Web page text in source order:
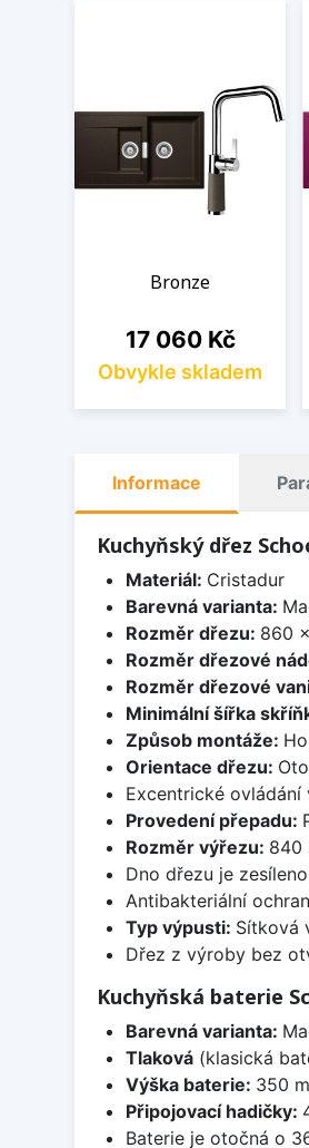
Bronze
Cena
17 060 Kč
Obvykle skladem
Informace
Kuchyňský dřez
Materiál: Cristadur
Barevná varianta:
Rozměr dřezu: 860
Rozměr dřezové
Rozměr dřezové
Minimální šířka
Způsob montáže:
Orientace dřezu:
Excentrické
Provedení přepadu:
Rozměr výřezu: 840
Dno dřezu je
Antibakteriální
Typ výpusti: Sítková
Dřez z výroby bez
Kuchyňská baterie
Barevná varianta:
Tlaková(klasická
Výška baterie: 350
Připojovací hadičky:
Baterie je otočná o